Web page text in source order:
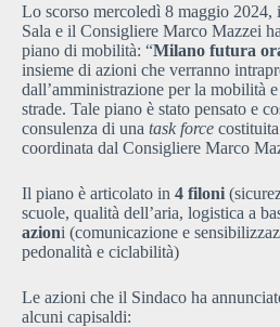
Lo scorso mercoledì 8 maggio 2024,
Sala e il Consigliere Marco Mazzei
piano di mobilità: “Milano futura
insieme di azioni che verranno
dall’amministrazione per la mobilità
strade. Tale piano è stato pensato e
consulenza di una task force
coordinata dal Consigliere Marco
Il piano è articolato in 4 filoni
scuole, qualità dell’aria, logistica a
azioni (comunicazione e
pedonalità e ciclabilità)
Le azioni che il Sindaco ha
alcuni capisaldi: